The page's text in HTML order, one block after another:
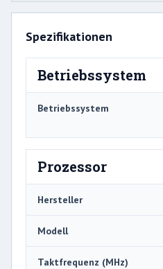
Spezifikationen
Betriebssystem
Betriebssystem
Prozessor
Hersteller
Modell
Taktfrequenz (MHz)